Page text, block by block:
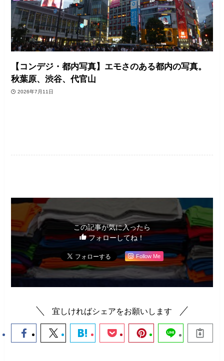
【コンデジ・都内写真】エモさのある都内の写真。
秋葉原、渋谷、代官山
2026年7月11日
この記事が気に入ったら
フォローしてね！
Follow Me
宜しければシェアをお願いします